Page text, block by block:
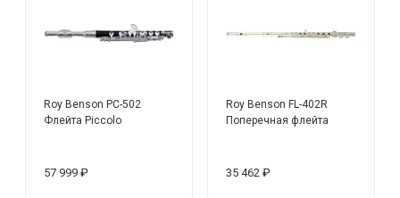
Roy Benson PC-502
Флейта Piccolo
57 999 ₽
Roy Benson FL-402R
Поперечная флейта
35 462 ₽